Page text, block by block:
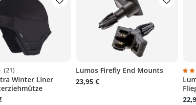
Bewertung von 4.7 von 5 Sternen
(21)
Winter Liner
Lumos Firefly End Mounts
23,95 €